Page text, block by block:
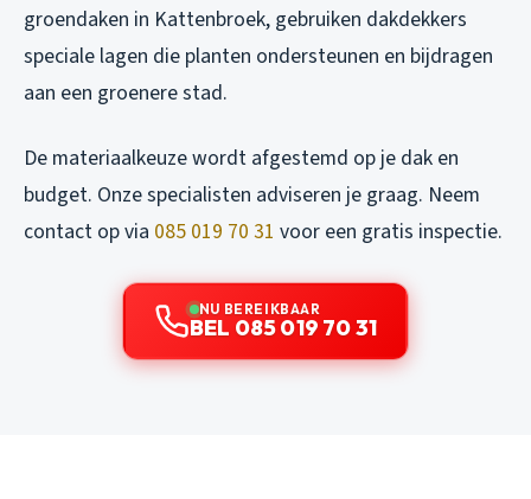
groendaken in Kattenbroek, gebruiken dakdekkers
speciale lagen die planten ondersteunen en bijdragen
aan een groenere stad.
De materiaalkeuze wordt afgestemd op je dak en
budget. Onze specialisten adviseren je graag. Neem
contact op via 085 019 70 31 voor een gratis inspectie.
NU BEREIKBAAR
BEL 085 019 70 31